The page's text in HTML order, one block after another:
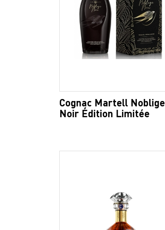
Cognac Martell Noblige
Noir Édition Limitée